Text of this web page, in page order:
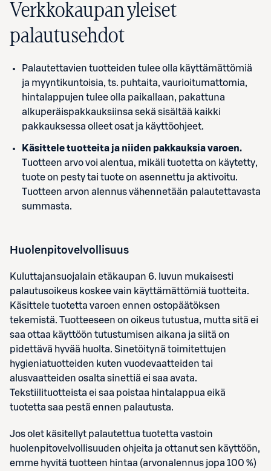
Verkkokaupan yleiset
palautusehdot
Palautettavien tuotteiden tulee olla käyttämättömiä
ja myyntikuntoisia, ts. puhtaita, vaurioitumattomia,
hintalappujen tulee olla paikallaan, pakattuna
alkuperäispakkauksiinsa sekä sisältää kaikki
pakkauksessa olleet osat ja käyttöohjeet.
Käsittele tuotteita ja niiden pakkauksia varoen.
Tuotteen arvo voi alentua, mikäli tuotetta on käytetty,
tuote on pesty tai tuote on asennettu ja aktivoitu.
Tuotteen arvon alennus vähennetään palautettavasta
summasta.
Huolenpitovelvollisuus
Kuluttajansuojalain etäkaupan 6. luvun mukaisesti
palautusoikeus koskee vain käyttämättömiä tuotteita.
Käsittele tuotetta varoen ennen ostopäätöksen
tekemistä. Tuotteeseen on oikeus tutustua, mutta sitä ei
saa ottaa käyttöön tutustumisen aikana ja siitä on
pidettävä hyvää huolta. Sinetöitynä toimitettujen
hygieniatuotteiden kuten vuodevaatteiden tai
alusvaatteiden osalta sinettiä ei saa avata.
Tekstiilituotteista ei saa poistaa hintalappua eikä
tuotetta saa pestä ennen palautusta.
Jos olet käsitellyt palautettua tuotetta vastoin
huolenpitovelvollisuuden ohjeita ja ottanut sen käyttöön,
emme hyvitä tuotteen hintaa (arvonalennus jopa 100 %)